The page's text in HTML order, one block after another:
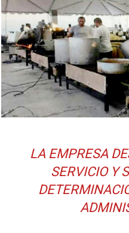
LA EMPRESA
SERVICIO Y